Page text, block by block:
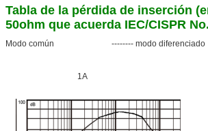
Tabla de la pérdida de inserción
50ohm que acuerda IEC/CISPR
Modo común -------- modo diferenciado
1A